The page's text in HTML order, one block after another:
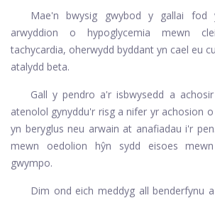
Mae'n bwysig gwybod y gallai fod
arwyddion o hypoglycemia mewn
tachycardia, oherwydd byddant yn cael eu
atalydd beta.
Gall y pendro a'r isbwysedd a
atenolol gynyddu'r risg a nifer yr achosion
yn beryglus neu arwain at anafiadau i'r
mewn oedolion hŷn sydd eisoes
gwympo.
Dim ond eich meddyg all benderfynu